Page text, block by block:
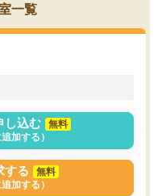
一覧
し込む
無料
加する）
する
無料
加する）